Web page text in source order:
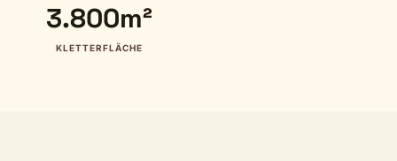
3.800m²
KLETTERFLÄCHE